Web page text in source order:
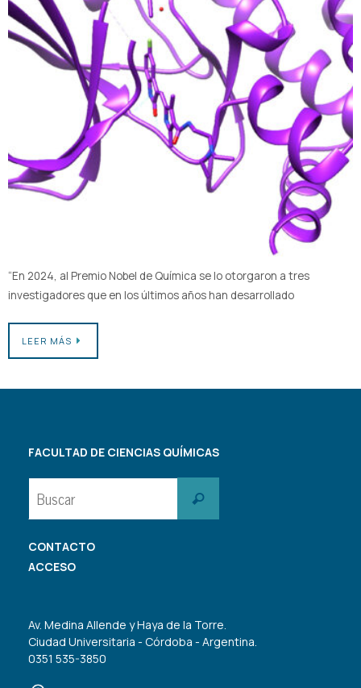
“En 2024, al Premio Nobel de Química se lo otorgaron a tres
investigadores que en los últimos años han desarrollado
LEER MÁS
FACULTAD DE CIENCIAS QUÍMICAS
Buscar
CONTACTO
ACCESO
Av. Medina Allende y Haya de la Torre.
Ciudad Universitaria - Córdoba - Argentina.
0351 535-3850